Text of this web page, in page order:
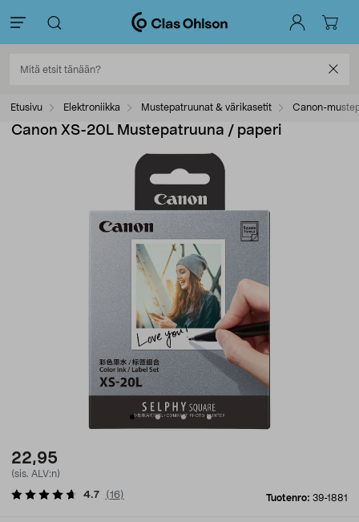
Etusivu Elektroniikka Mustepatruunat & värikasetit Canon-
Canon XS-20L Mustepatruuna / paperi
22,95
(sis. ALV:n)
Tuotenro: 39-1881
4.7 (16)